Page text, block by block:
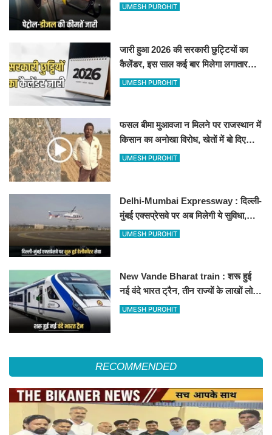
जानिए बीकानेर समेत पुरे प्रदेश में नए रेट
UMESH PUROHIT
जारी हुआ 2026 की सरकारी छुट्टियों का
कैलेंडर, इस साल कई बार मिलेगा लगातार
अवकाश, देखें
UMESH PUROHIT
फसल बीमा मुआवजा न मिलने पर राजस्थान में
किसान का अनोखा विरोध, खेतों में बो दिए
500-500 रुपए के नोट, वीडियो वायरल
UMESH PUROHIT
Delhi-Mumbai Expressway : दिल्ली-
मुंबई एक्सप्रेसवे पर अब मिलेगी ये सुविधा,
हेलीकॉप्टर सर्विस से तुरंत घायल पहुंचेगा
UMESH PUROHIT
New Vande Bharat train : शरू हुई
नई वंदे भारत ट्रैन, तीन राज्यों के लाखों लोगों
का सफर होगा आसान, देखें पूरा रूटमैप
UMESH PUROHIT
RECOMMENDED